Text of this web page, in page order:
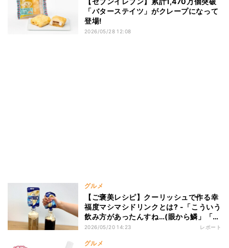
「バターステイツ」がクレープになって
登場!
2026/05/28 12:08
グルメ
【ご褒美レシピ】クーリッシュで作る幸
福度マシマシドリンクとは? -「こういう
飲み方があったんすね…(眼から鱗」「冷
たくて美味しそう!」と話題
2026/05/20 14:23 レポート
グルメ